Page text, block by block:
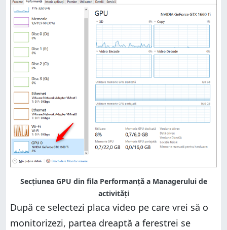
Secțiunea GPU din fila Performanță a Managerului de
activități
După ce selectezi placa video pe care vrei să o
monitorizezi, partea dreaptă a ferestrei se